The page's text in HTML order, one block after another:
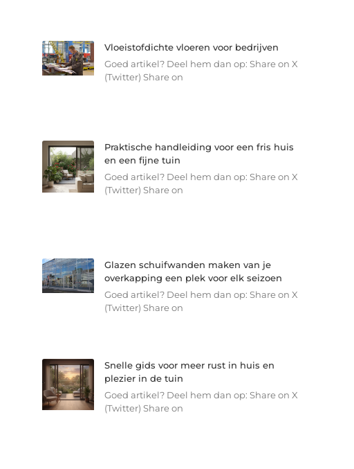
Vloeistofdichte vloeren voor bedrijven
Goed artikel? Deel hem dan op: Share on X
(Twitter) Share on
Praktische handleiding voor een fris huis
en een fijne tuin
Goed artikel? Deel hem dan op: Share on X
(Twitter) Share on
Glazen schuifwanden maken van je
overkapping een plek voor elk seizoen
Goed artikel? Deel hem dan op: Share on X
(Twitter) Share on
Snelle gids voor meer rust in huis en
plezier in de tuin
Goed artikel? Deel hem dan op: Share on X
(Twitter) Share on